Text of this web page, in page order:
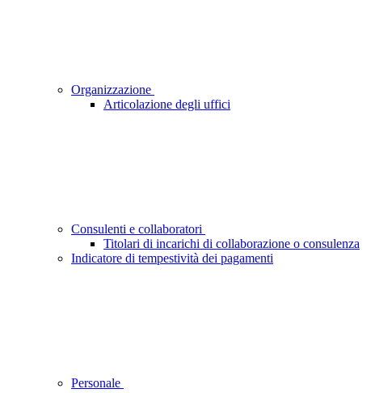
Organizzazione
Articolazione degli uffici
Consulenti e collaboratori
Titolari di incarichi di collaborazione o consulenza
Indicatore di tempestività dei pagamenti
Personale